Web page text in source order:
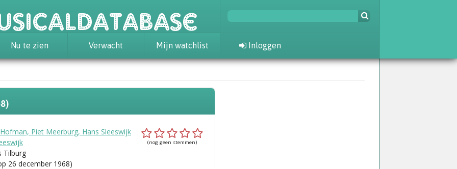
Nu te zien Verwacht Mijn watchlist Inloggen
(nog geen stemmen)
Piet Meerburg, Hans Sleeswijk
Tilburg
26 december 1968)